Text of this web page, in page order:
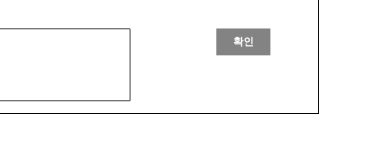
확인